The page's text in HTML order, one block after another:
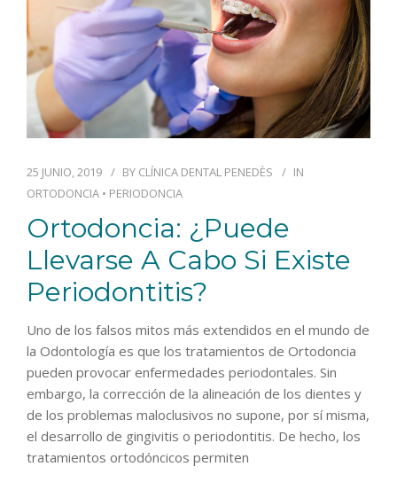
25 JUNIO, 2019 BY CLÍNICA DENTAL PENEDÈS
IN
ORTODONCIA • PERIODONCIA
Ortodoncia: ¿puede
Llevarse A Cabo Si Existe
Periodontitis?
Uno de los falsos mitos más extendidos en el mundo de
la Odontología es que los tratamientos de Ortodoncia
pueden provocar enfermedades periodontales. Sin
embargo, la corrección de la alineación de los dientes y
de los problemas maloclusivos no supone, por sí misma,
el desarrollo de gingivitis o periodontitis. De hecho, los
tratamientos ortodóncicos permiten